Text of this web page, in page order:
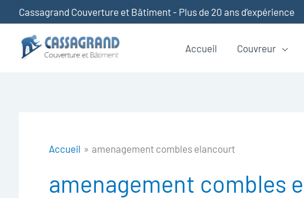
au
contenu
Cassagrand Couverture et Bâtiment - Plus de 20 ans d’expérience
Accueil Couvreur
Accueil amenagement combles elancourt
amenagement combles